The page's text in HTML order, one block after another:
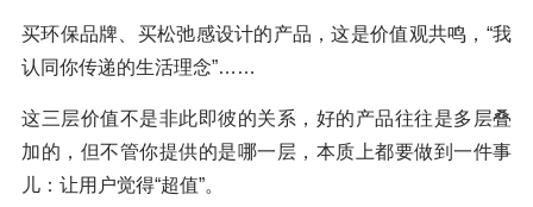
买环保品牌、买松弛感设计的产品，这是价值观共鸣，“我
认同你传递的生活理念”……
这三层价值不是非此即彼的关系，好的产品往往是多层叠
加的，但不管你提供的是哪一层，本质上都要做到一件事
儿：让用户觉得“超值”。